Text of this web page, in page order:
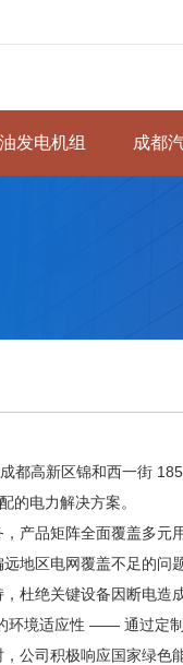
发电机组 成都
都高新区锦和西一街
的电力解决方案。
产品矩阵全面覆盖多
地区电网覆盖不足的
杜绝关键设备因断电造
环境适应性 —— 通过
公司积极响应国家绿